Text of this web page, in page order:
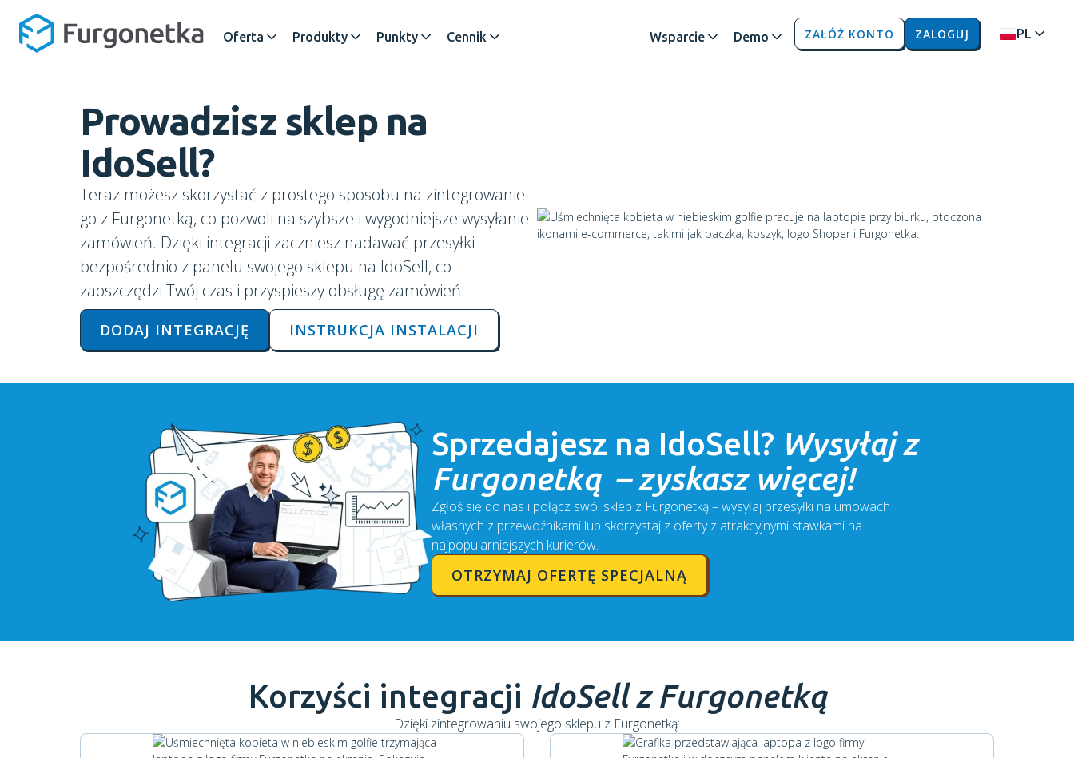
Oferta Produkty Punkty Cennik Wsparcie Demo ZAŁÓŻ KONTO ZALOGUJ PL
Prowadzisz sklep na
IdoSell?
Teraz możesz skorzystać z prostego sposobu na zintegrowanie
go z Furgonetką, co pozwoli na szybsze i wygodniejsze wysyłanie
zamówień. Dzięki integracji zaczniesz nadawać przesyłki
bezpośrednio z panelu swojego sklepu na IdoSell, co
zaoszczędzi Twój czas i przyspieszy obsługę zamówień.
DODAJ INTEGRACJĘ INSTRUKCJA INSTALACJI
Sprzedajesz na IdoSell? Wysyłaj z
Furgonetką – zyskasz więcej!
Zgłoś się do nas i połącz swój sklep z Furgonetką – wysyłaj przesyłki na umowach
własnych z przewoźnikami lub skorzystaj z oferty z atrakcyjnymi stawkami na
najpopularniejszych kurierów.
OTRZYMAJ OFERTĘ SPECJALNĄ
Korzyści integracji IdoSellz Furgonetką
Dzięki zintegrowaniu swojego sklepu z Furgonetką: